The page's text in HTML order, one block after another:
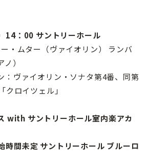
14：00 サントリーホール
・ムター（ヴァイオリン） ランバ
）
：ヴァイオリン・ソナタ第4番、同第
クロイツェル」
with サントリーホール室内楽アカ
間未定 サントリーホール ブルーロ